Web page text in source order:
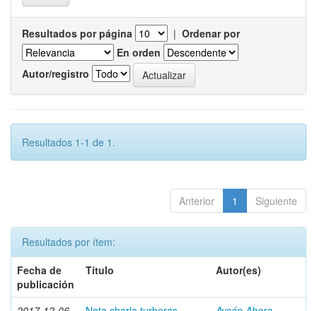
Resultados por página | Ordenar por
En orden
Autor/registro
Resultados 1-1 de 1.
Anterior 1 Siguiente
Resultados por ítem:
Fecha de
publicación
Título Autor(es)